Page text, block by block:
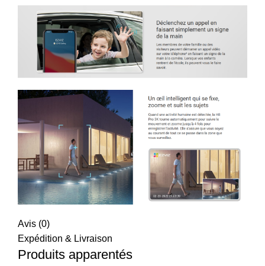
Avis (0)
Expédition & Livraison
Produits apparentés